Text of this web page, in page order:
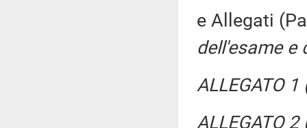
e Allegati
dell'esame e
ALLEGATO
ALLEGATO